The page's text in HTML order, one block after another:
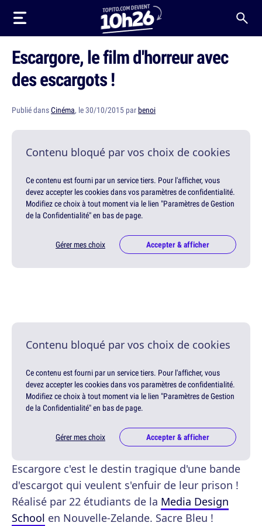
Escargore, le film d'horreur avec
des escargots !
Publié dansCinéma, le 30/10/2015 parbenoi
Contenu bloqué par vos choix de cookies
Ce contenu est fourni par un service tiers. Pour l'afficher, vous
devez accepter les cookies dans vos paramètres de confidentialité.
Modifiez ce choix à tout moment via le lien "Paramètres de Gestion
de la Confidentialité" en bas de page.
Gérer mes choix Accepter & afficher
Contenu bloqué par vos choix de cookies
Ce contenu est fourni par un service tiers. Pour l'afficher, vous
devez accepter les cookies dans vos paramètres de confidentialité.
Modifiez ce choix à tout moment via le lien "Paramètres de Gestion
de la Confidentialité" en bas de page.
Gérer mes choix Accepter & afficher
Escargore c'est le destin tragique d'une bande
d'escargot qui veulent s'enfuir de leur prison !
Réalisé par 22 étudiants de la Media Design
School en Nouvelle-Zelande. Sacre Bleu !